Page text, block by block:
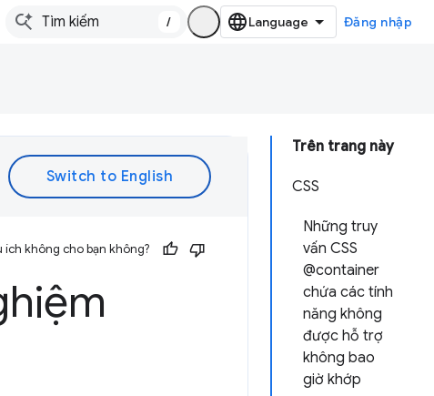
/ Đăng nhập
Trên trang này
CSS
Những truy
vấn CSS
@container
chứa các tính
năng không
được hỗ trợ
không bao
giờ khớp
không cho bạn không?